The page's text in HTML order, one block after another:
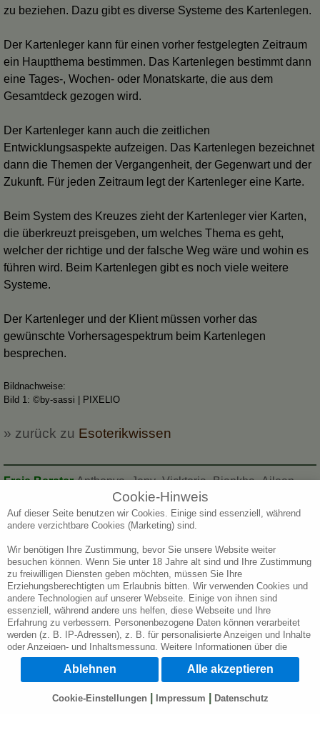
zu beziehen. Dazu gibt es diverse Systeme des Kartenlegen.
Der Kartenleger kann für einen vorher festgelegten Zeitraum
ein Hauptthema bestimmen. Das Kartenlegen bestimmt dann
eine Tages-, Wochen- oder Monatskarte, die aus dem
Gesamtdeck gezogen wird.
Der Kartenleger kann auch die zeitlichen
Entwicklungsaspekte aufzeigen. Das Kartenlegen bezeichnet
dann die Themen der Vergangenheit, der Gegenwart und der
Zukunft. Für jeden Zeitraum legt der Kartenleger eine Karte.
Beim System des Kreuzes zieht der Kartenleger vier Karten,
die überkreuzt preisgeben, um welches Thema es geht,
welcher der richtige und der falsche Weg wäre und wohin es
führen wird. Beim Kartenlegen gibt es noch viele weitere
Systeme.
Der Kartenleger und der Klient müssen vorher das
gewünschte Vorhersagespektrum beim Kartenlegen
besprechen.
Bildnachweise:
Bild 1: ©by-sassi | PIXELIO
» zurück zu Esoterikwissen
Freie Berater Anthonya Jeny Vicktoria Biankha Ailean
Fyona Magdalena
Heidy Arnita Leonie
Berater im Gespräch Ramona Sina
Martta Anyka Jaqueline
Berater werden gerufen
» mehr Berater anzeigen... «
Cookie-Hinweis
Auf dieser Seite benutzen wir Cookies. Einige sind essenziell, während
andere verzichtbare Cookies (Marketing) sind.
Wir benötigen Ihre Zustimmung, bevor Sie unsere Website weiter
besuchen können. Wenn Sie unter 18 Jahre alt sind und Ihre Zustimmung
zu freiwilligen Diensten geben möchten, müssen Sie Ihre
Erziehungsberechtigten um Erlaubnis bitten. Wir verwenden Cookies und
andere Technologien auf unserer Webseite. Einige von ihnen sind
essenziell, während andere uns helfen, diese Webseite und Ihre
Erfahrung zu verbessern. Personenbezogene Daten können verarbeitet
werden (z. B. IP-Adressen), z. B. für personalisierte Anzeigen und Inhalte
oder Anzeigen- und Inhaltsmessung. Weitere Informationen über die
Verwendung Ihrer Daten finden Sie in unserer Datenschutzerklärung. Sie
können Ihre Auswahl jederzeit unter
Cookie-Einstellungenwiderrufen oder
anpassen.
Wichtig: Wir weisen Sie darauf hin, dass die Verarbeitung Ihrer Daten
Ablehnen Alle akzeptieren
Cookie-Einstellungen Impressum Datenschutz